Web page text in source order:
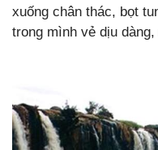
xuống chân thác, bọt
trong mình vẻ dịu